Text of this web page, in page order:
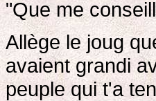
"Que me
Allège le joug
avaient grandi
peuple qui t'a